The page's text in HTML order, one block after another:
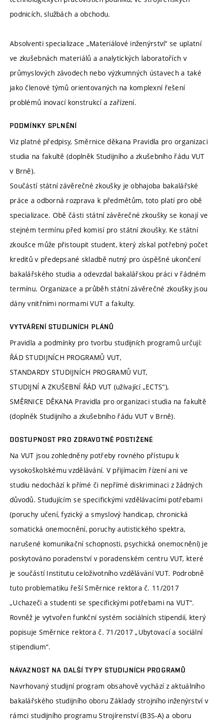
podnicích, službách a obchodu.
Absolventi specializace „Materiálové inženýrství“ se uplatní
ve zkušebnách materiálů a analytických laboratořích v
průmyslových závodech nebo výzkumných ústavech a také
jako členové týmů orientovaných na komplexní řešení
problémů inovací konstrukcí a zařízení.
PODMÍNKY SPLNĚNÍ
Viz platné předpisy, Směrnice děkana Pravidla pro organizaci
studia na fakultě (doplněk Studijního a zkušebního řádu VUT
v Brně).
Součástí státní závěrečné zkoušky je obhajoba bakalářské
práce a odborná rozprava k předmětům, toto platí pro obě
specializace. Obě části státní závěrečné zkoušky se konají ve
stejném termínu před komisí pro státní zkoušky. Ke státní
zkoušce může přistoupit student, který získal potřebný počet
kreditů v předepsané skladbě nutný pro úspěšné ukončení
bakalářského studia a odevzdal bakalářskou práci v řádném
termínu. Organizace a průběh státní závěrečné zkoušky jsou
dány vnitřními normami VUT a fakulty.
VYTVÁŘENÍ STUDIJNÍCH PLÁNŮ
Pravidla a podmínky pro tvorbu studijních programů určují:
ŘÁD STUDIJNÍCH PROGRAMŮ VUT,
STANDARDY STUDIJNÍCH PROGRAMŮ VUT,
STUDIJNÍ A ZKUŠEBNÍ ŘÁD VUT (užívající „ECTS“),
SMĚRNICE DĚKANA Pravidla pro organizaci studia na fakultě
(doplněk Studijního a zkušebního řádu VUT v Brně).
DOSTUPNOST PRO ZDRAVOTNĚ POSTIŽENÉ
Na VUT jsou zohledněny potřeby rovného přístupu k
vysokoškolskému vzdělávání. V přijímacím řízení ani ve
studiu nedochází k přímé či nepřímé diskriminaci z žádných
důvodů. Studujícím se specifickými vzdělávacími potřebami
(poruchy učení, fyzický a smyslový handicap, chronická
somatická onemocnění, poruchy autistického spektra,
narušené komunikační schopnosti, psychická onemocnění) je
poskytováno poradenství v poradenském centru VUT, které
je součástí Institutu celoživotního vzdělávání VUT. Podrobně
tuto problematiku řeší Směrnice rektora č. 11/2017
„Uchazeči a studenti se specifickými potřebami na VUT“.
Rovněž je vytvořen funkční systém sociálních stipendií, který
popisuje Směrnice rektora č. 71/2017 „Ubytovací a sociální
stipendium“.
NÁVAZNOST NA DALŠÍ TYPY STUDIJNÍCH PROGRAMŮ
Navrhovaný studijní program obsahově vychází z aktuálního
bakalářského studijního oboru Základy strojního inženýrství v
rámci studijního programu Strojírenství (B3S-A) a oboru